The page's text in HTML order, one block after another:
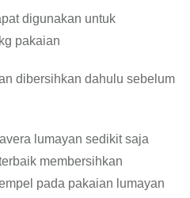
digunakan untuk
pakaian
dibersihkan dahulu sebelum
lumayan sedikit saja
membersihkan
pada pakaian lumayan